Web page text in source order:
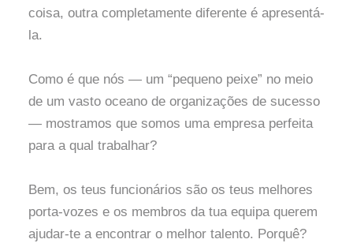
coisa, outra completamente diferente é apresentá-
la.
Como é que nós — um “pequeno peixe” no meio
de um vasto oceano de organizações de sucesso
— mostramos que somos uma empresa perfeita
para a qual trabalhar?
Bem, os teus funcionários são os teus melhores
porta-vozes e os membros da tua equipa querem
ajudar-te a encontrar o melhor talento. Porquê?